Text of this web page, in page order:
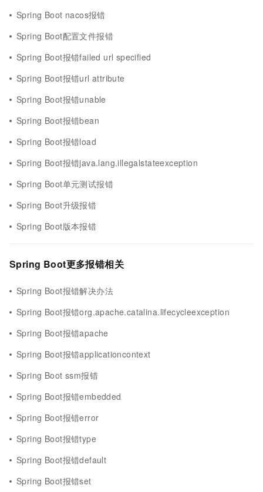
Spring Boot nacos报错
Spring Boot配置文件报错
Spring Boot报错failed url specified
Spring Boot报错url attribute
Spring Boot报错unable
Spring Boot报错bean
Spring Boot报错load
Spring Boot报错java.lang.illegalstateexception
Spring Boot单元测试报错
Spring Boot升级报错
Spring Boot版本报错
Spring Boot更多报错相关
Spring Boot报错解决办法
Spring Boot报错org.apache.catalina.lifecycleexception
Spring Boot报错apache
Spring Boot报错applicationcontext
Spring Boot ssm报错
Spring Boot报错embedded
Spring Boot报错error
Spring Boot报错type
Spring Boot报错default
Spring Boot报错set